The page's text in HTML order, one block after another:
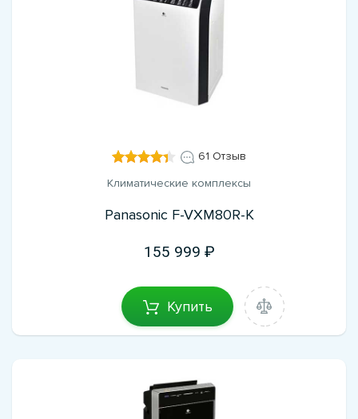
61 Отзыв
Климатические комплексы
Panasonic F-VXM80R-K
155 999
Купить